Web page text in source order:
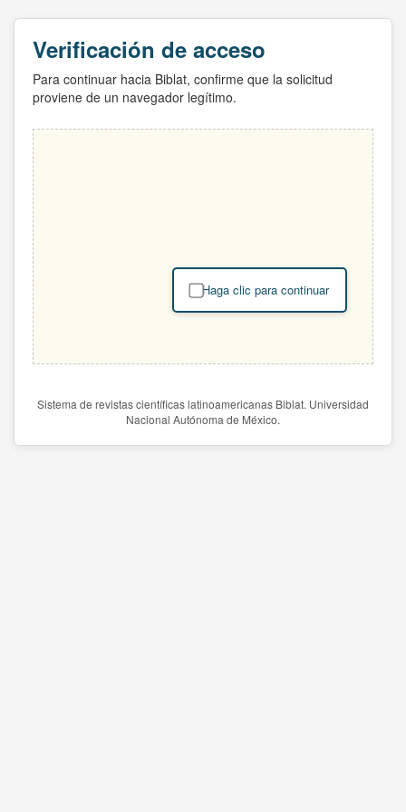
Verificación de acceso
Para continuar hacia Biblat, confirme que la solicitud
proviene de un navegador legítimo.
Haga clic para continuar
Sistema de revistas científicas latinoamericanas Biblat. Universidad
Nacional Autónoma de México.